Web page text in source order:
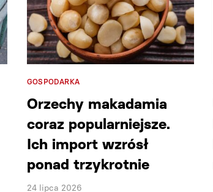
GOSPODARKA
Orzechy makadamia
coraz popularniejsze.
Ich import wzrósł
ponad trzykrotnie
24 lipca 2026